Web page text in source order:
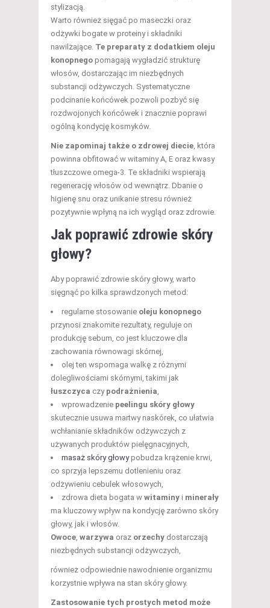
stylizacją.
Warto również sięgać po maseczki oraz
odżywki bogate w proteiny i składniki
nawilżające. Te preparaty z dodatkiem oleju
konopnego pomagają wygładzić strukturę
włosów, dostarczając im niezbędnych
substancji odżywczych. Systematyczne
podcinanie końcówek pozwoli pozbyć się
rozdwojonych końcówek i znacznie poprawi
ogólną kondycję kosmyków.
Nie zapominaj także o zdrowej diecie , która
powinna obfitować w witaminy A, E oraz kwasy
tłuszczowe omega-3. Te składniki wspierają
regenerację włosów od wewnątrz. Dbanie o
higienę snu oraz unikanie stresu również
pozytywnie wpłyną na ich wygląd oraz zdrowie.
Jak poprawić zdrowie skóry
głowy?
Aby poprawić zdrowie skóry głowy, warto
sięgnąć po kilka sprawdzonych metod:
regularne stosowanie oleju konopnego
przynosi znakomite rezultaty, reguluje on
produkcję sebum, co jest kluczowe dla
zachowania równowagi skórnej,
olej ten wspomaga walkę z różnymi
dolegliwościami skórnymi, takimi jak
łuszczyca czy podrażnienia
wprowadzenie peelingu skóry głowy
skutecznie usuwa martwy naskórek, co ułatwia
wchłanianie składników odżywczych z
używanych produktów pielęgnacyjnych,
masaż skóry głowypobudza krążenie krwi,
co sprzyja lepszemu dotlenieniu oraz
odżywieniu cebulek włosowych,
zdrowa dieta bogata w witaminy i minerały
ma kluczowy wpływ na kondycję zarówno skóry
głowy, jak i włosów.
Owoce warzywa oraz orzechy dostarczają
niezbędnych substancji odżywczych,
również odpowiednie nawodnienie organizmu
korzystnie wpływa na stan skóry głowy.
Zastosowanie tych prostych metod może